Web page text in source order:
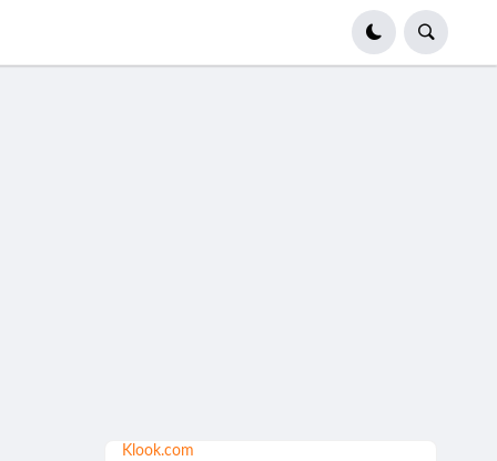
Klook.com